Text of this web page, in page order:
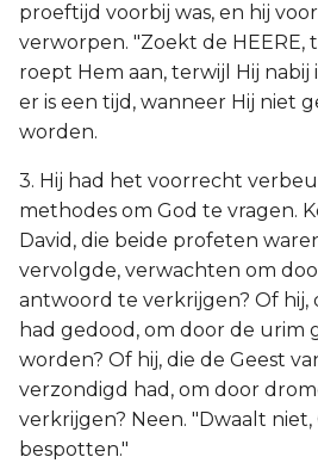
proeftijd voorbij was, en hij
verworpen. "Zoekt de HEERE,
roept Hem aan, terwijl Hij nabij
er is een tijd, wanneer Hij niet
worden.
3. Hij had het voorrecht
methodes om God te vragen.
David, die beide profeten
vervolgde, verwachten om
antwoord te verkrijgen? Of hij,
had gedood, om door de urim
worden? Of hij, die de Geest
verzondigd had, om door
verkrijgen? Neen. "Dwaalt
bespotten."